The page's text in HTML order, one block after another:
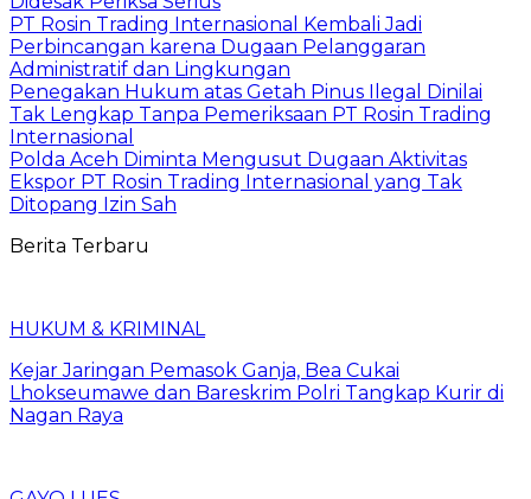
PT Rosin Trading Internasional Kembali Jadi
Perbincangan karena Dugaan Pelanggaran
Administratif dan Lingkungan
Penegakan Hukum atas Getah Pinus Ilegal Dinilai
Tak Lengkap Tanpa Pemeriksaan PT Rosin Trading
Internasional
Polda Aceh Diminta Mengusut Dugaan Aktivitas
Ekspor PT Rosin Trading Internasional yang Tak
Ditopang Izin Sah
Berita Terbaru
HUKUM & KRIMINAL
Kejar Jaringan Pemasok Ganja, Bea Cukai
Lhokseumawe dan Bareskrim Polri Tangkap Kurir di
Nagan Raya